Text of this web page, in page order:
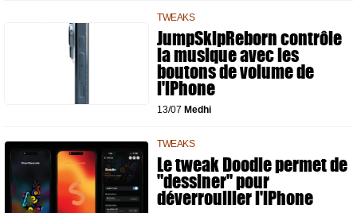
TWEAKS
JumpSkipReborn contrôle
la musique avec les
boutons de volume de
l'iPhone
13/07 Medhi
TWEAKS
Le tweak Doodle permet de
"dessiner" pour
déverrouiller l'iPhone